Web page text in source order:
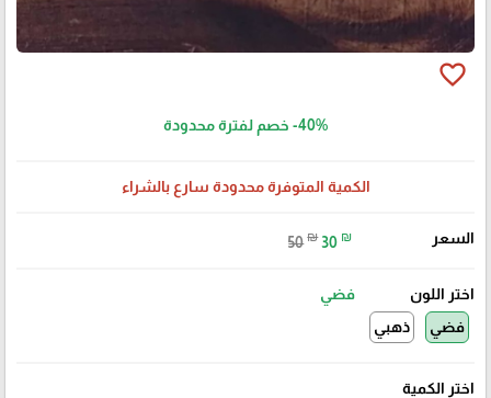
favorite_border
-40% خصم لفترة محدودة
الكمية المتوفرة محدودة سارع بالشراء
السعر 50 ₪ 30 ₪
اختر اللون
فضي
فضي
ذهبي
اختر الكمية